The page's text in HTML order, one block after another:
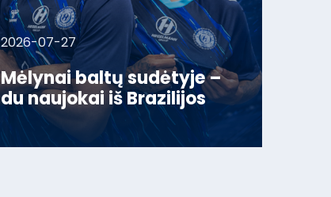
2026-07-27
Mėlynai baltų sudėtyje –
du naujokai iš Brazilijos